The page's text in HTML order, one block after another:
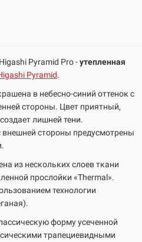
Pyramid Pro -утепленная
Pyramid.
в небесно-синий оттенок с
стороны. Цвет приятный,
лишней тени.
внешней стороны предусмотрены
из нескольких слоев ткани
прослойки «Thermal».
технологии
форму усеченной
трапециевидными